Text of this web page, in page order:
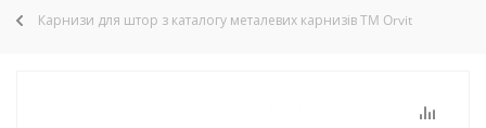
Карнизи для штор з каталогу металевих карнизів TM Orvit